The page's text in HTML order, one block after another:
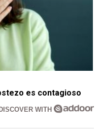
es contagioso
WITH